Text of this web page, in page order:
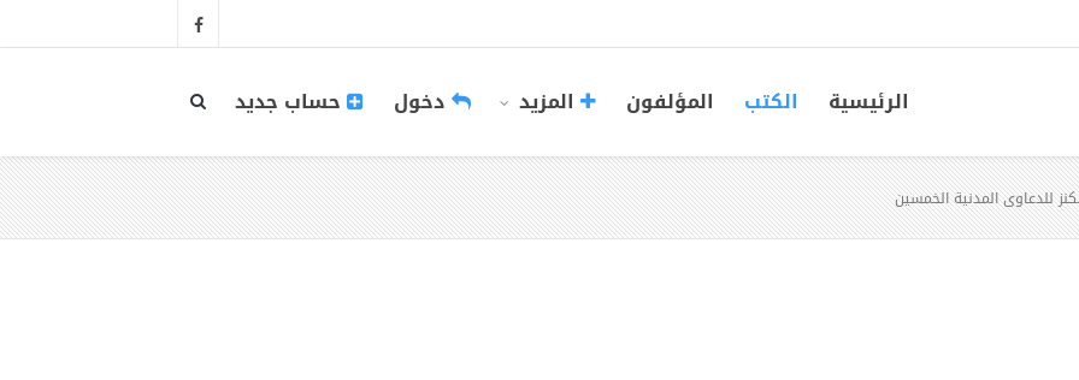
الرئيسية الكتب المؤلفون المزيد دخول حساب جديد
للدعاوى المدنية الخمسين